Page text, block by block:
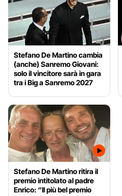
Stefano De Martino cambia
(anche) Sanremo Giovani:
solo il vincitore sarà in gara
tra i Big a Sanremo 2027
Stefano De Martino ritira il
premio intitolato al padre
Enrico: “Il più bel premio